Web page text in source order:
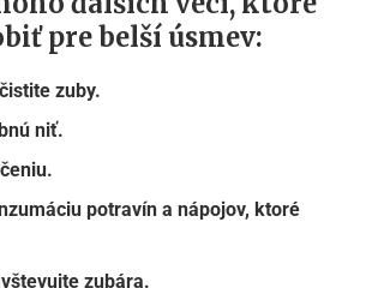
pre belší úsmev:
zuby.
niť.
potravín a nápojov, ktoré
zubára.